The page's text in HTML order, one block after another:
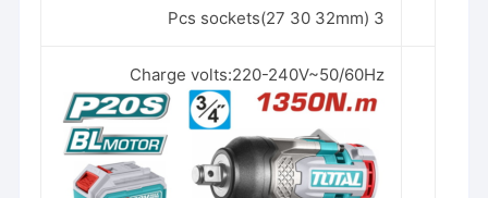
3 Pcs sockets(27 30 32mm)
Charge volts:220-240V~50/60Hz